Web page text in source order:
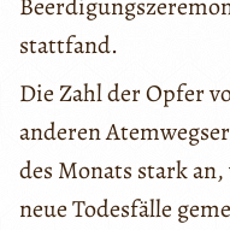
stattfand.
Die Zahl der Opfer
anderen
des Monats stark
neue Todesfälle